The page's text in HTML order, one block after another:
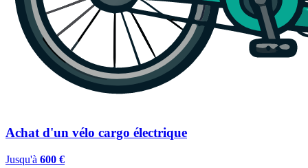
Achat d'un vélo cargo électrique
Jusqu'à 600 €